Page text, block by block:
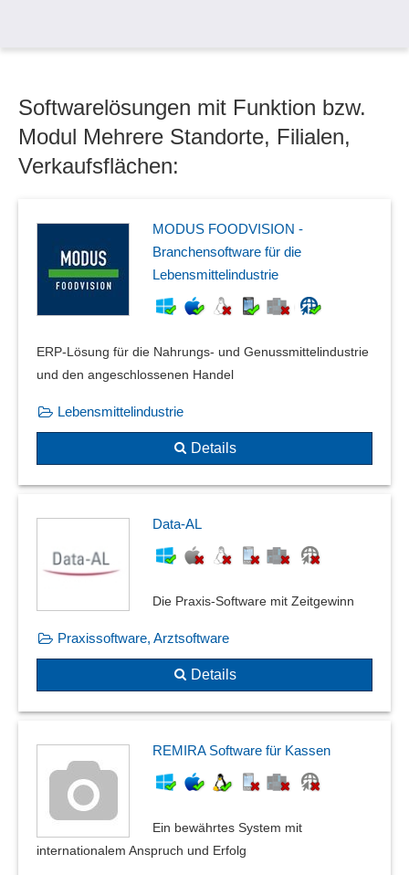
Lizenzmanagement
Mehrere Standorte, Filialen, Verkaufsflächen
Menüdruck
Produktionsplanung auf Personen-, Gruppen- oder
Portions-Ebene
Raumverwaltung
Ressourcenmanagement
VDI 3805 Herstellerdaten
Verkaufsflächenmanagement
Verlagsauslieferung
Versicherungsmanagement
Verwaltung von beliebig vielen Küchen oder Kantinen
Softwarelösungen mit Funktion bzw.
Modul Mehrere Standorte, Filialen,
Verkaufsflächen:
MODUS FOODVISION -
Branchensoftware für die
Lebensmittelindustrie
ERP-Lösung für die Nahrungs- und Genussmittelindustrie
und den angeschlossenen Handel
Lebensmittelindustrie
Details
Data-AL
Die Praxis-Software mit Zeitgewinn
Praxissoftware, Arztsoftware
Details
REMIRA Software für Kassen
Ein bewährtes System mit
internationalem Anspruch und Erfolg